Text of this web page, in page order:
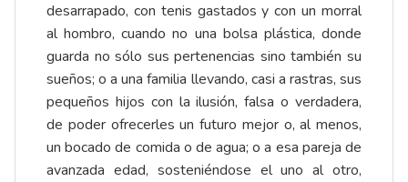
desarrapado, con tenis gastados y con un morral
al hombro, cuando no una bolsa plástica, donde
guarda no sólo sus pertenencias sino también su
sueños; o a una familia llevando, casi a rastras, sus
pequeños hijos con la ilusión, falsa o verdadera,
de poder ofrecerles un futuro mejor o, al menos,
un bocado de comida o de agua; o a esa pareja de
avanzada edad, sosteniéndose el uno al otro,